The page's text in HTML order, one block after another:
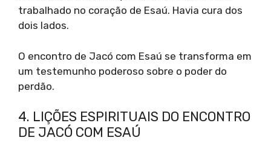
trabalhado no coração de Esaú. Havia cura dos
dois lados.
O encontro de Jacó com Esaú se transforma em
um testemunho poderoso sobre o poder do
perdão.
4. LIÇÕES ESPIRITUAIS DO ENCONTRO
DE JACÓ COM ESAÚ